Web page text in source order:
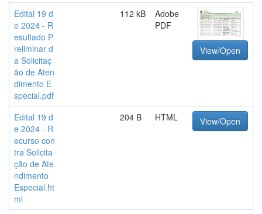
Edital 19 d
e 2024 - R
esultado P
reliminar d
a Solicitaç
ão de Aten
dimento E
special.pdf
112 kB
Adobe
PDF
View/Open
Edital 19 d
e 2024 - R
ecurso con
tra Solicita
ção de Ate
ndimento
Especial.ht
ml
204 B HTML View/Open